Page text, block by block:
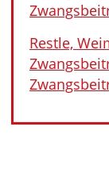
Restle,